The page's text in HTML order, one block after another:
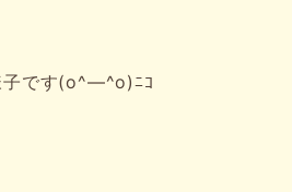
子です(o^―^o)ﾆｺ